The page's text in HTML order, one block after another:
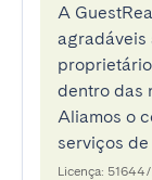
A
agradáveis
dentro das
Aliamos o
serviços de
Licença: